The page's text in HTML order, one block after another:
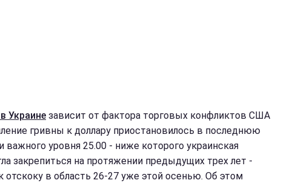
Украине зависит от фактора торговых конфликтов США
гривны к доллару приостановилось в последнюю
важного уровня 25.00 - ниже которого украинская
закрепиться на протяжении предыдущих трех лет -
отскоку в область 26-27 уже этой осенью. Об этом